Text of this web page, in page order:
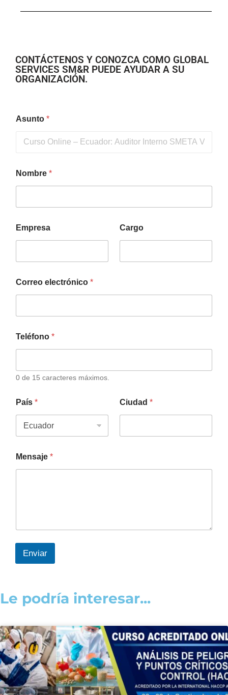
CONTÁCTENOS Y CONOZCA COMO GLOBAL
SERVICES SM&R PUEDE AYUDAR A SU
ORGANIZACIÓN.
Asunto *
Nombre *
Empresa Cargo
Correo electrónico *
Teléfono *
0 de 15 caracteres máximos.
País * Ciudad *
Mensaje *
Enviar
Le podría interesar...